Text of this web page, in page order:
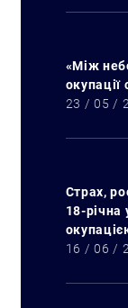
«Між
окупації
23 / 05 /
Страх,
18-річна
16 / 06 /